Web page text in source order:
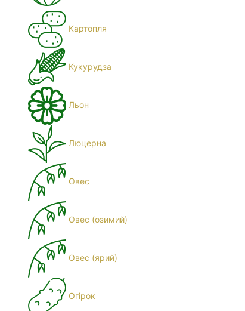
Картопля
Кукурудза
Льон
Люцерна
Овес
Овес (озимий)
Овес (ярий)
Огірок